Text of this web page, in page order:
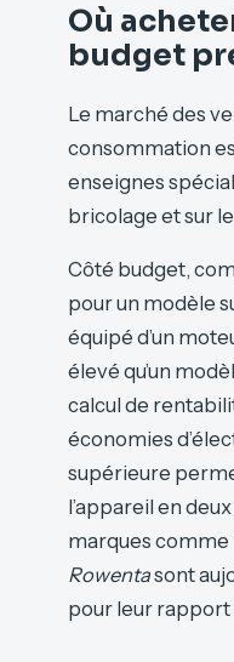
Où
budget
Le marché des
consommation
enseignes
bricolage et sur
Côté budget,
pour un modèle
équipé d’un
élevé qu’un
calcul de
économies
supérieure
l’appareil en
marques comme
Rowentasont
pour leur